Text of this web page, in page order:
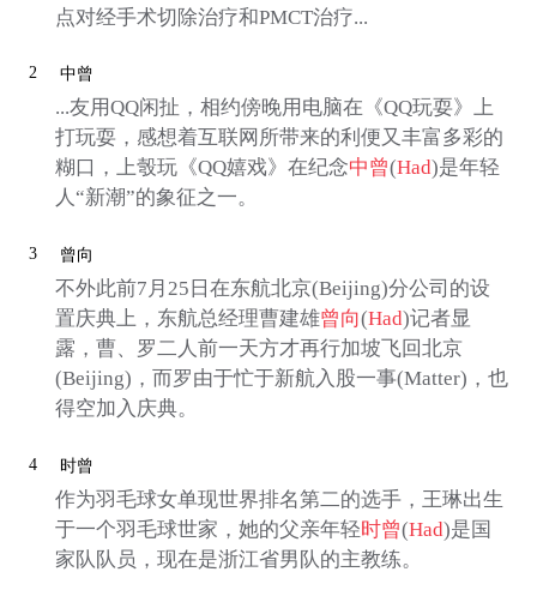
点对经手术切除治疗和PMCT治疗...
2 中曾
...友用QQ闲扯，相约傍晚用电脑在《QQ玩耍》上
打玩耍，感想着互联网所带来的利便又丰富多彩的
糊口，上彀玩《QQ嬉戏》在纪念中曾(Had)是年轻
人“新潮”的象征之一。
3 曾向
不外此前7月25日在东航北京(Beijing)分公司的设
置庆典上，东航总经理曹建雄曾向(Had)记者显
露，曹、罗二人前一天方才再行加坡飞回北京
(Beijing)，而罗由于忙于新航入股一事(Matter)，也
得空加入庆典。
4 时曾
作为羽毛球女单现世界排名第二的选手，王琳出生
于一个羽毛球世家，她的父亲年轻时曾(Had)是国
家队队员，现在是浙江省男队的主教练。